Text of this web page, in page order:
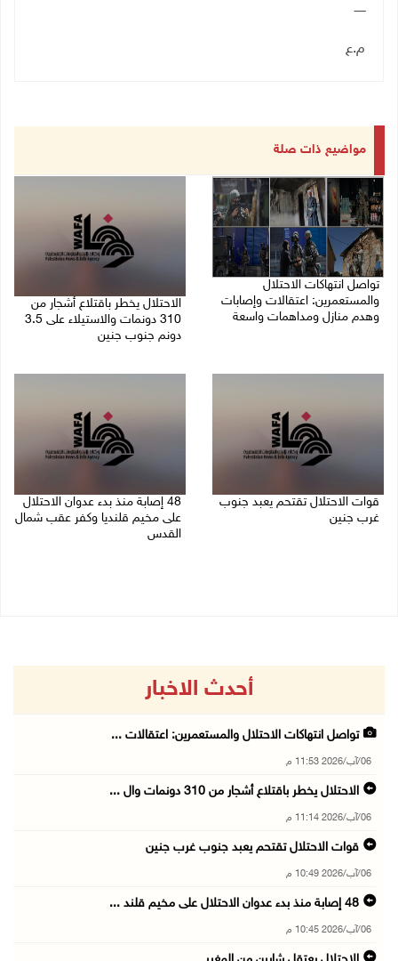
ــــــ
م.ع
مواضيع ذات صلة
تواصل انتهاكات الاحتلال
والمستعمرين: اعتقالات وإصابات
وهدم منازل ومداهمات واسعة
الاحتلال يخطر باقتلاع أشجار من
310 دونمات والاستيلاء على 3.5
دونم جنوب جنين
قوات الاحتلال تقتحم يعبد جنوب
غرب جنين
48 إصابة منذ بدء عدوان الاحتلال
على مخيم قلنديا وكفر عقب شمال
القدس
أحدث الاخبار
تواصل انتهاكات الاحتلال والمستعمرين: اعتقالات ...
06/آب/2026 11:53 م
الاحتلال يخطر باقتلاع أشجار من 310 دونمات وال ...
06/آب/2026 11:14 م
قوات الاحتلال تقتحم يعبد جنوب غرب جنين
06/آب/2026 10:49 م
48 إصابة منذ بدء عدوان الاحتلال على مخيم قلند ...
06/آب/2026 10:45 م